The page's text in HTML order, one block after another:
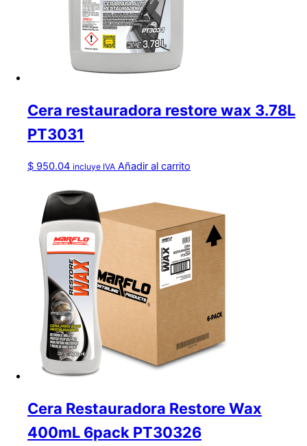
Cera restauradora restore wax 3.78L
PT3031
$ 950.04 incluye IVA Añadir al carrito
Cera Restauradora Restore Wax
400mL 6pack PT30326